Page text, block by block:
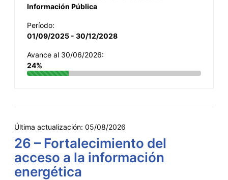
Información Pública
Período:
01/09/2025 - 30/12/2028
Avance al 30/06/2026:
24%
Última actualización: 05/08/2026
26 – Fortalecimiento del
acceso a la información
energética